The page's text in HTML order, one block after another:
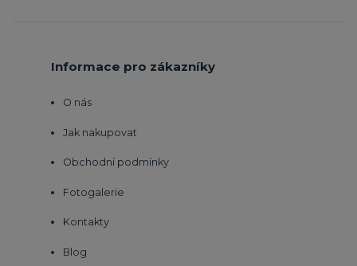
Informace pro zákazníky
O nás
Jak nakupovat
Obchodní podmínky
Fotogalerie
Kontakty
Blog